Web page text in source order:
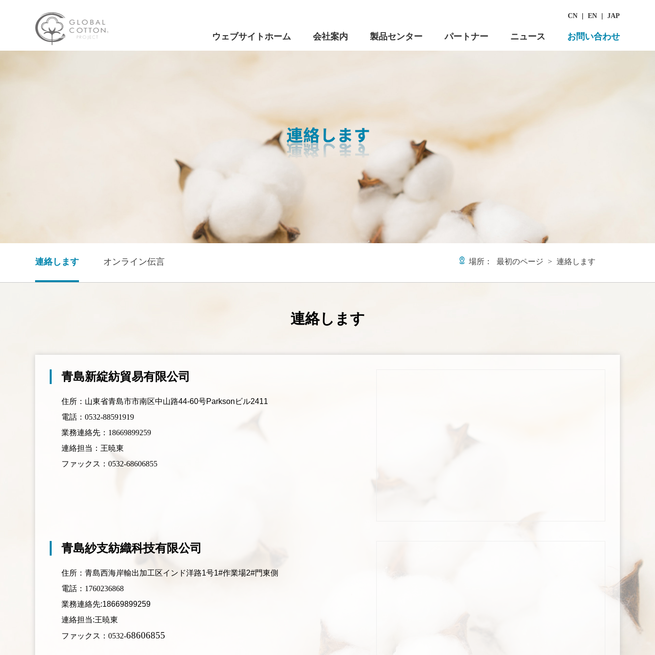
CN EN JAP
ウェブサイトホーム 会社案内 製品センター パートナー ニュース お問い合わせ
連絡します オンライン伝言 場所： 最初のページ > 連絡します
連絡します
青島新綻紡貿易有限公司
住所： 山東省青島市市南区中山路44-60号Parksonビル2411
電話：0532-88591919
業務連絡先：18669899259
連絡担当：王暁東
ファックス：0532-68606855
青島紗支紡織科技有限公司
住所：青島西海岸輸出加工区インド洋路1号1#作業場2#門東側
電話：1760236868
業務連絡先:18669899259
連絡担当:王暁東
ファックス：0532-68606855